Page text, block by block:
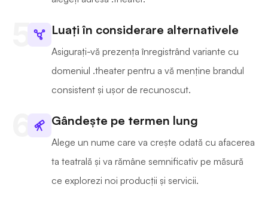
Luați în considerare alternativele
Asigurați-vă prezența înregistrând variante cu
domeniul .theater pentru a vă menține brandul
consistent și ușor de recunoscut.
Gândește pe termen lung
Alege un nume care va crește odată cu afacerea
ta teatrală și va rămâne semnificativ pe măsură
ce explorezi noi producții și servicii.